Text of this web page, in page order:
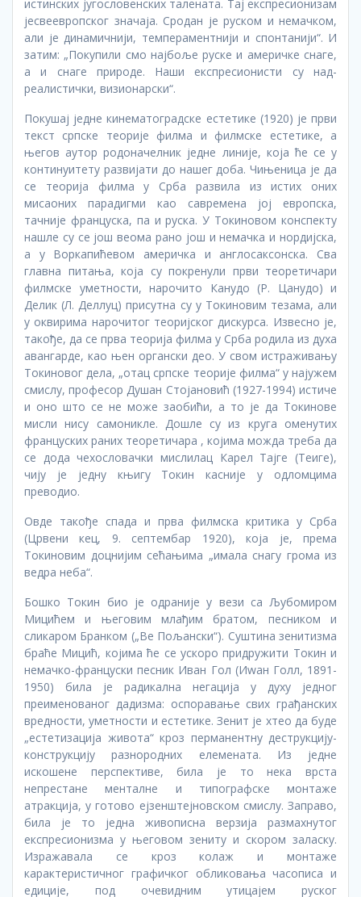
истинских југословенских талената. Тај експресионизам
јесвеевропског значаја. Сродан је руском и немачком,
али је динамичнији, темпераментнији и спонтанији“. И
затим: „Покупили смо најбоље руске и америчке снаге,
а и снаге природе. Наши експресионисти су над-
реалистички, визионарски“.
Покушај једне кинематоградске естетике (1920) је први
текст српске теорије филма и филмске естетике, а
његов аутор родоначелник једне линије, која ће се у
континуитету развијати до нашег доба. Чињеница је да
се теорија филма у Срба развила из истих оних
мисаоних парадигми као савремена јој европска,
тачније француска, па и руска. У Токиновом конспекту
нашле су се још веома рано још и немачка и нордијска,
а у Воркапићевом америчка и англосаксонска. Сва
главна питања, која су покренули први теоретичари
филмске уметности, нарочито Канудо (Р. Цанудо) и
Делик (Л. Деллуц) присутна су у Токиновим тезама, али
у оквирима нарочитог теоријског дискурса. Извесно је,
такође, да се прва теорија филма у Срба родила из духа
авангарде, као њен органски део. У свом истраживању
Токиновог дела, „отац српске теорије филма“ у најужем
смислу, професор Душан Стојановић (1927-1994) истиче
и оно што се не може заобићи, а то је да Токинове
мисли нису самоникле. Дошле су из круга оменутих
француских раних теоретичара , којима можда треба да
се дода чехословачки мислилац Карел Тајге (Теиге),
чију је једну књигу Токин касније у одломцима
преводио.
Овде такође спада и прва филмска критика у Срба
(Црвени кец, 9. септембар 1920), која је, према
Токиновим доцнијим сећањима „имала снагу грома из
ведра неба“.
Бошко Токин био је одраније у вези са Љубомиром
Мицићем и његовим млађим братом, песником и
сликаром Бранком („Ве Пољански“). Суштина зенитизма
браће Мицић, којима ће се ускоро придружити Токин и
немачко-француски песник Иван Гол (Иwан Голл, 1891-
1950) била је радикална негација у духу једног
преименованог дадизма: оспоравање свих грађанских
вредности, уметности и естетике. Зенит је хтео да буде
„естетизација живота“ кроз перманентну деструкцију-
конструкцију разнородних елемената. Из једне
искошене перспективе, била је то нека врста
непрестане менталне и типографске монтаже
атракција, у готово ејзенштејновском смислу. Заправо,
била је то једна живописна верзија размахнутог
експресионизма у његовом зениту и скором заласку.
Изражавала се кроз колаж и монтаже
карактеристичног графичког обликовања часописа и
едиције, под очевидним утицајем руског